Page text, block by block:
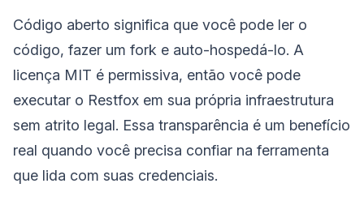
Código aberto significa que você pode ler o
código, fazer um fork e auto-hospedá-lo. A
licença MIT é permissiva, então você pode
executar o Restfox em sua própria infraestrutura
sem atrito legal. Essa transparência é um benefício
real quando você precisa confiar na ferramenta
que lida com suas credenciais.